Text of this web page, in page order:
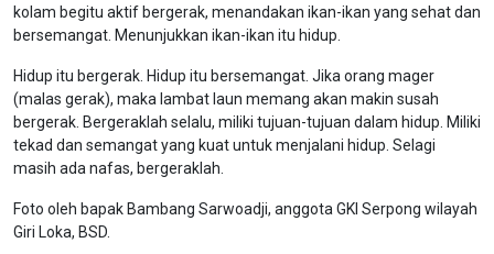
kolam begitu aktif bergerak, menandakan ikan-ikan yang sehat dan
bersemangat. Menunjukkan ikan-ikan itu hidup.
Hidup itu bergerak. Hidup itu bersemangat. Jika orang mager
(malas gerak), maka lambat laun memang akan makin susah
bergerak. Bergeraklah selalu, miliki tujuan-tujuan dalam hidup. Miliki
tekad dan semangat yang kuat untuk menjalani hidup. Selagi
masih ada nafas, bergeraklah.
Foto oleh bapak Bambang Sarwoadji, anggota GKI Serpong wilayah
Giri Loka, BSD.